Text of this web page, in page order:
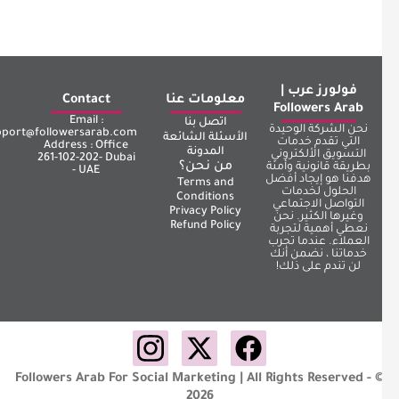
فولورز عرب |
Followers Arab
نحن الشركة الوحيدة
التي تقدم خدمات
التسويق الألكتروني
بطريقة قانونية وأمنة
هدفنا هو إيجاد أفضل
الحلول لخدمات
التواصل الاجتماعي
وغيرها الكثير. نحن
نعطي أهمية لتجربة
العملاء. عندما تجرب
خدماتنا ، نضمن أنك
لن تندم على ذلك!
معلومات عنا
اتصل بنا
الأسئلة الشائعة
المدونة
من نحن؟
Terms and
Conditions
Privacy Policy
Refund Policy
Contact
Email :
support@followersarab.com
Address : Office
261-102-202- Dubai
- UAE
Followers Arab For Social Marketing | All Rights Reserved -